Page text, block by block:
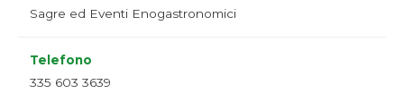
Sagre ed Eventi Enogastronomici
Telefono
335 603 3639